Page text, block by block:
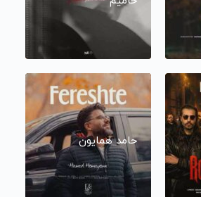
حامد همایون